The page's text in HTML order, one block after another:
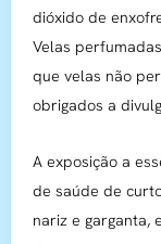
dióxido de
Velas
que velas não
obrigados a
A exposição a
de saúde de
nariz e garganta,